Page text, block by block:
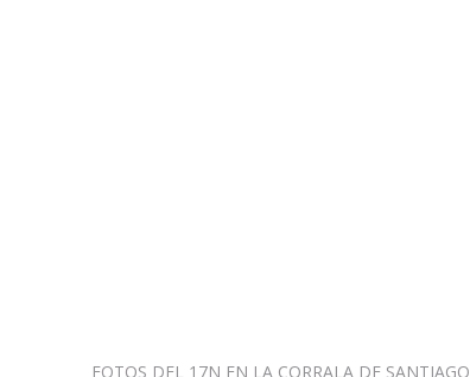
FOTOS DEL 17N EN LA CORRALA DE SANTIAGO